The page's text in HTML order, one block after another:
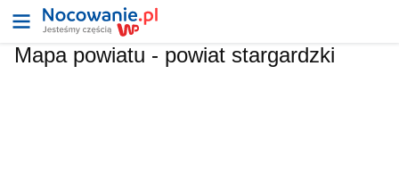
Mapa powiatu - powiat stargardzki